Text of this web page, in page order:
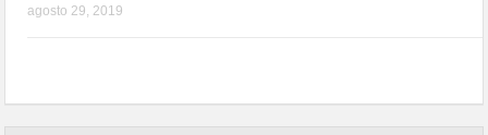
agosto 29, 2019